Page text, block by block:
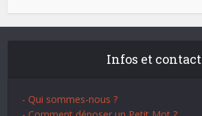
Infos et contact
- Qui sommes-nous ?